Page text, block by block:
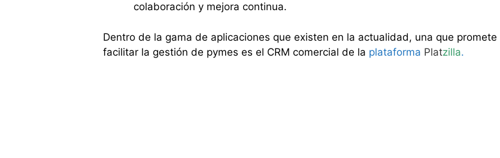
colaboración y mejora continua.
Dentro de la gama de aplicaciones que existen en la actualidad, una que promete
facilitar la gestión de pymes es el CRM comercial de la plataforma Platzilla.